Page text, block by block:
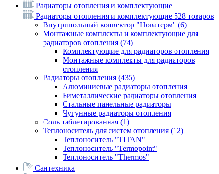
Радиаторы отопления и комплектующие
Радиаторы отопления и комплектующие 528 товаров
Внутрипольный конвектор "Новатерм" (6)
Монтажные комплекты и комплектующие для
радиаторов отопления (74)
Комплектующие для радиаторов отопления
Монтажные комплекты для радиаторов
отопления
Радиаторы отопления (435)
Алюминиевые радиаторы отопления
Биметаллические радиаторы отопления
Стальные панельные радиаторы
Чугунные радиаторы отопления
Соль таблетированная (1)
Теплоноситель для систем отопления (12)
Теплоноситель "TITAN"
Теплоноситель "Termopoint"
Теплоноситель "Thermos"
Сантехника